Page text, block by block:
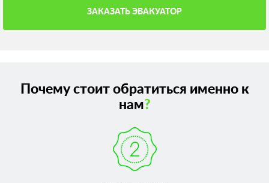
ЗАКАЗАТЬ ЭВАКУАТОР
Почему стоит обратиться именно к
нам?